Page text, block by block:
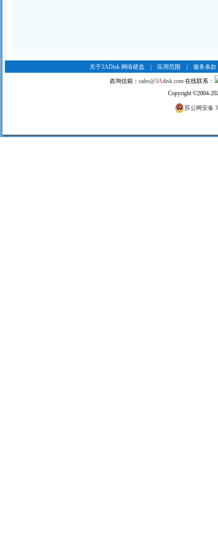
关于3ADisk 网络硬盘 |应用范围 服务条款
咨询信箱：sales@3Adisk.com 在线联系：
Copyright©2004-
苏公网安备